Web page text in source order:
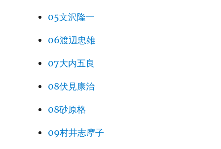
05文沢隆一
06渡辺忠雄
07大内五良
08伏見康治
08砂原格
09村井志摩子